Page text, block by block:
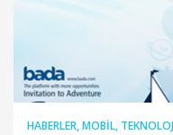
HABERLER,MOBIL,